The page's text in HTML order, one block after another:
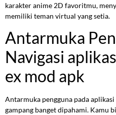
karakter anime 2D favoritmu,
memiliki teman virtual yang setia.
Antarmuka
Navigasi
ex mod apk
Antarmuka pengguna pada
gampang banget dipahami. Kamu